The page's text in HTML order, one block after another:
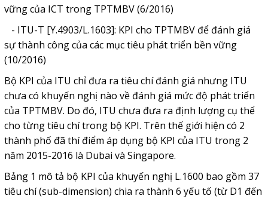
vững của ICT trong TPTMBV (6/2016)
- ITU-T [Y.4903/L.1603]: KPI cho TPTMBV để đánh giá
sự thành công của các mục tiêu phát triển bền vững
(10/2016)
Bộ KPI của ITU chỉ đưa ra tiêu chí đánh giá nhưng ITU
chưa có khuyến nghị nào về đánh giá mức độ phát triển
của TPTMBV. Do đó, ITU chưa đưa ra định lượng cụ thể
cho từng tiêu chí trong bộ KPI. Trên thế giới hiện có 2
thành phố đã thí điểm áp dụng bộ KPI của ITU trong 2
năm 2015-2016 là Dubai và Singapore.
Bảng 1 mô tả bộ KPI của khuyến nghị L.1600 bao gồm 37
tiêu chí (sub-dimension) chia ra thành 6 yếu tố (từ D1 đến